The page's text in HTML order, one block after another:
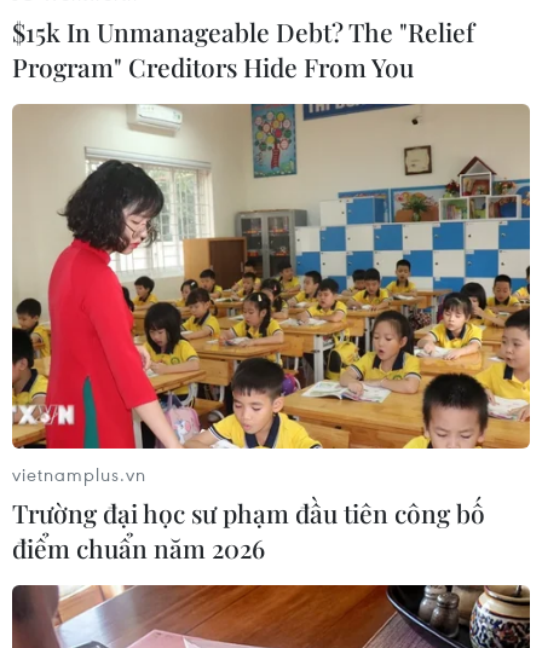
#Lionel Messi #Barcelona
#Borussia Dortmund
#Champions League
#Ousmane Dembele
Truyền thông Hàn Quốc
Đội tuyển Việt Nam đối đầu
$15k In Unmanageable Debt? The "Relief
Program" Creditors Hide From You
vietnamplus.vn
Trường đại học sư phạm đầu tiên công bố
điểm chuẩn năm 2026